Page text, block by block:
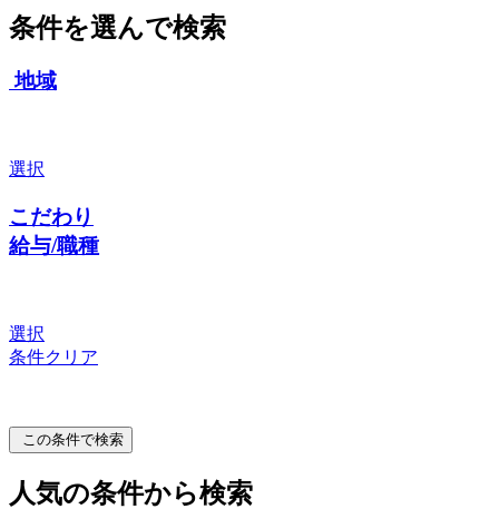
条件を選んで検索
地域
選択
こだわり
給与/職種
選択
条件クリア
この条件で検索
人気の条件から検索